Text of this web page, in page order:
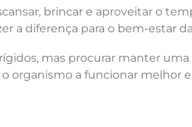
brincar e aproveitar o
a diferença para o bem-estar
mas procurar manter
o organismo a funcionar melhor